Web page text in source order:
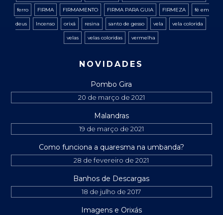
ferro FIRMA FIRMAMENTO FIRMA PARA GUIA FIRMEZA fé em
deus Incenso orixá resina santo de gesso vela vela colorida
velas velas coloridas vermelha
NOVIDADES
Pombo Gira
20 de março de 2021
Malandras
19 de março de 2021
Como funciona a quaresma na umbanda?
28 de fevereiro de 2021
Banhos de Descargas
18 de julho de 2017
Imagens e Orixás